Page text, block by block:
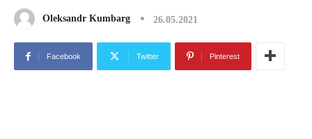
Oleksandr Kumbarg 26.05.2021
Facebook Twitter Pinterest